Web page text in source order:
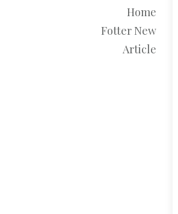
Home
Fotter New
Article